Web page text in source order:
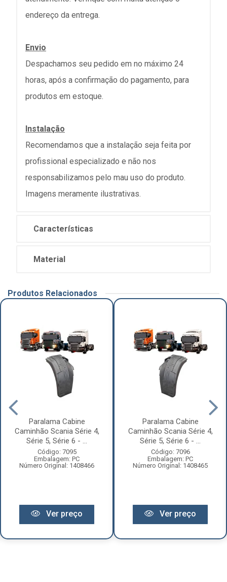
endereço da entrega.
Envio
Despachamos seu pedido em no máximo 24
horas, após a confirmação do pagamento, para
produtos em estoque.
Instalação
Recomendamos que a instalação seja feita por
profissional especializado e não nos
responsabilizamos pelo mau uso do produto.
Imagens meramente ilustrativas.
Características
Material
Produtos Relacionados
Paralama Cabine
Caminhão Scania Série 4,
Série 5, Série 6 - ...
Código: 7095
Embalagem: PC
Número Original: 1408466
Ver preço
Paralama Cabine
Caminhão Scania Série 4,
Série 5, Série 6 - ...
Código: 7096
Embalagem: PC
Número Original: 1408465
Ver preço